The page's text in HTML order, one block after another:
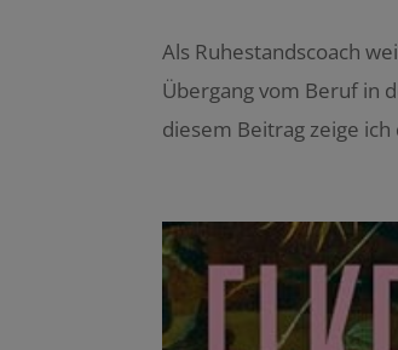
Als Ruhestandscoach
Übergang vom Beruf in
diesem Beitrag zeige